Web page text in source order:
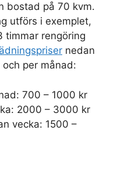
bostad på 70 kvm.
utförs i exemplet,
timmar rengöring
nedan
per månad:
700 – 1000 kr
2000 – 3000 kr
vecka: 1500 –